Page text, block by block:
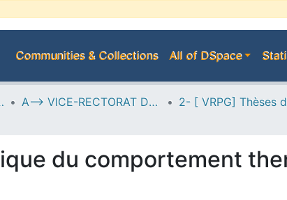
Communities & Collections All of DSpace
SIDI BEL ABBES A--> VICE-RECTORAT DE LA POST-GRADUATION
du comportement